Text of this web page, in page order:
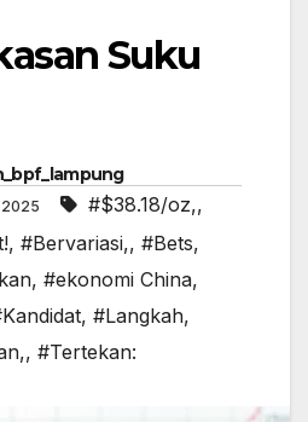
Suku
2025 #$38.18/oz,,
, #Bervariasi,, #Bets,
, #ekonomi China,
, #Langkah,
, #Tertekan: